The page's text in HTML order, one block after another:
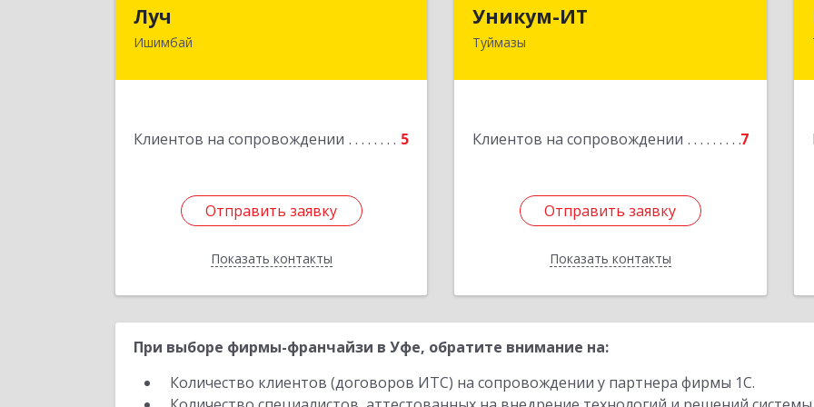
Луч
Ишимбай
Клиентов на сопровождении 5
Отправить заявку
Показать контакты
Подробнее
Отправить заявку
Назад
Уникум-ИТ
Туймазы
Клиентов на сопровождении 7
Отправить заявку
Показать контакты
Подробнее
Отправить заявку
Назад
При выборе фирмы-франчайзи в Уфе, обратите внимание на:
Количество клиентов (договоров ИТС) на сопровождении у партнера фирмы 1С.